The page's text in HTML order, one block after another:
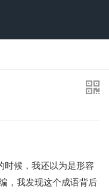
候，我还以为是形容
，我发现这个成语背后